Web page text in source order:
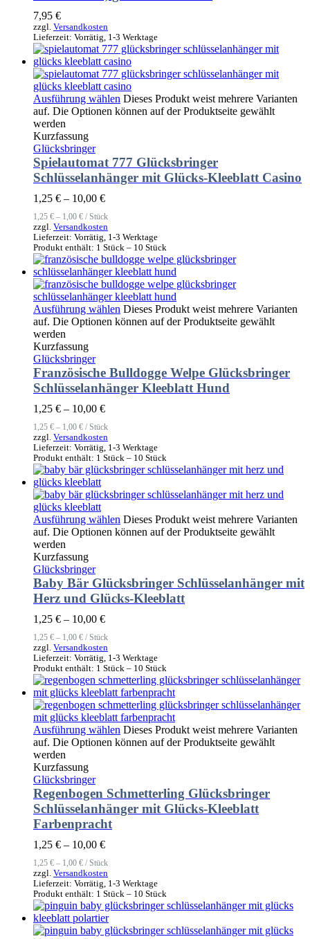
7,95 €
zzgl. Versandkosten
Lieferzeit: Vorrätig, 1-3 Werktage
Ausführung wählen Dieses Produkt weist mehrere Varianten
auf. Die Optionen können auf der Produktseite gewählt
werden
Kurzfassung
Glücksbringer
Spielautomat 777 Glücksbringer
Schlüsselanhänger mit Glücks-Kleeblatt Casino
1,25 € – 10,00 €
1,25 € – 1,00 € / Stück
zzgl. Versandkosten
Lieferzeit: Vorrätig, 1-3 Werktage
Produkt enthält: 1 Stück – 10 Stück
Ausführung wählen Dieses Produkt weist mehrere Varianten
auf. Die Optionen können auf der Produktseite gewählt
werden
Kurzfassung
Glücksbringer
Französische Bulldogge Welpe Glücksbringer
Schlüsselanhänger Kleeblatt Hund
1,25 € – 10,00 €
1,25 € – 1,00 € / Stück
zzgl. Versandkosten
Lieferzeit: Vorrätig, 1-3 Werktage
Produkt enthält: 1 Stück – 10 Stück
Ausführung wählen Dieses Produkt weist mehrere Varianten
auf. Die Optionen können auf der Produktseite gewählt
werden
Kurzfassung
Glücksbringer
Baby Bär Glücksbringer Schlüsselanhänger mit
Herz und Glücks-Kleeblatt
1,25 € – 10,00 €
1,25 € – 1,00 € / Stück
zzgl. Versandkosten
Lieferzeit: Vorrätig, 1-3 Werktage
Produkt enthält: 1 Stück – 10 Stück
Ausführung wählen Dieses Produkt weist mehrere Varianten
auf. Die Optionen können auf der Produktseite gewählt
werden
Kurzfassung
Glücksbringer
Regenbogen Schmetterling Glücksbringer
Schlüsselanhänger mit Glücks-Kleeblatt
Farbenpracht
1,25 € – 10,00 €
1,25 € – 1,00 € / Stück
zzgl. Versandkosten
Lieferzeit: Vorrätig, 1-3 Werktage
Produkt enthält: 1 Stück – 10 Stück